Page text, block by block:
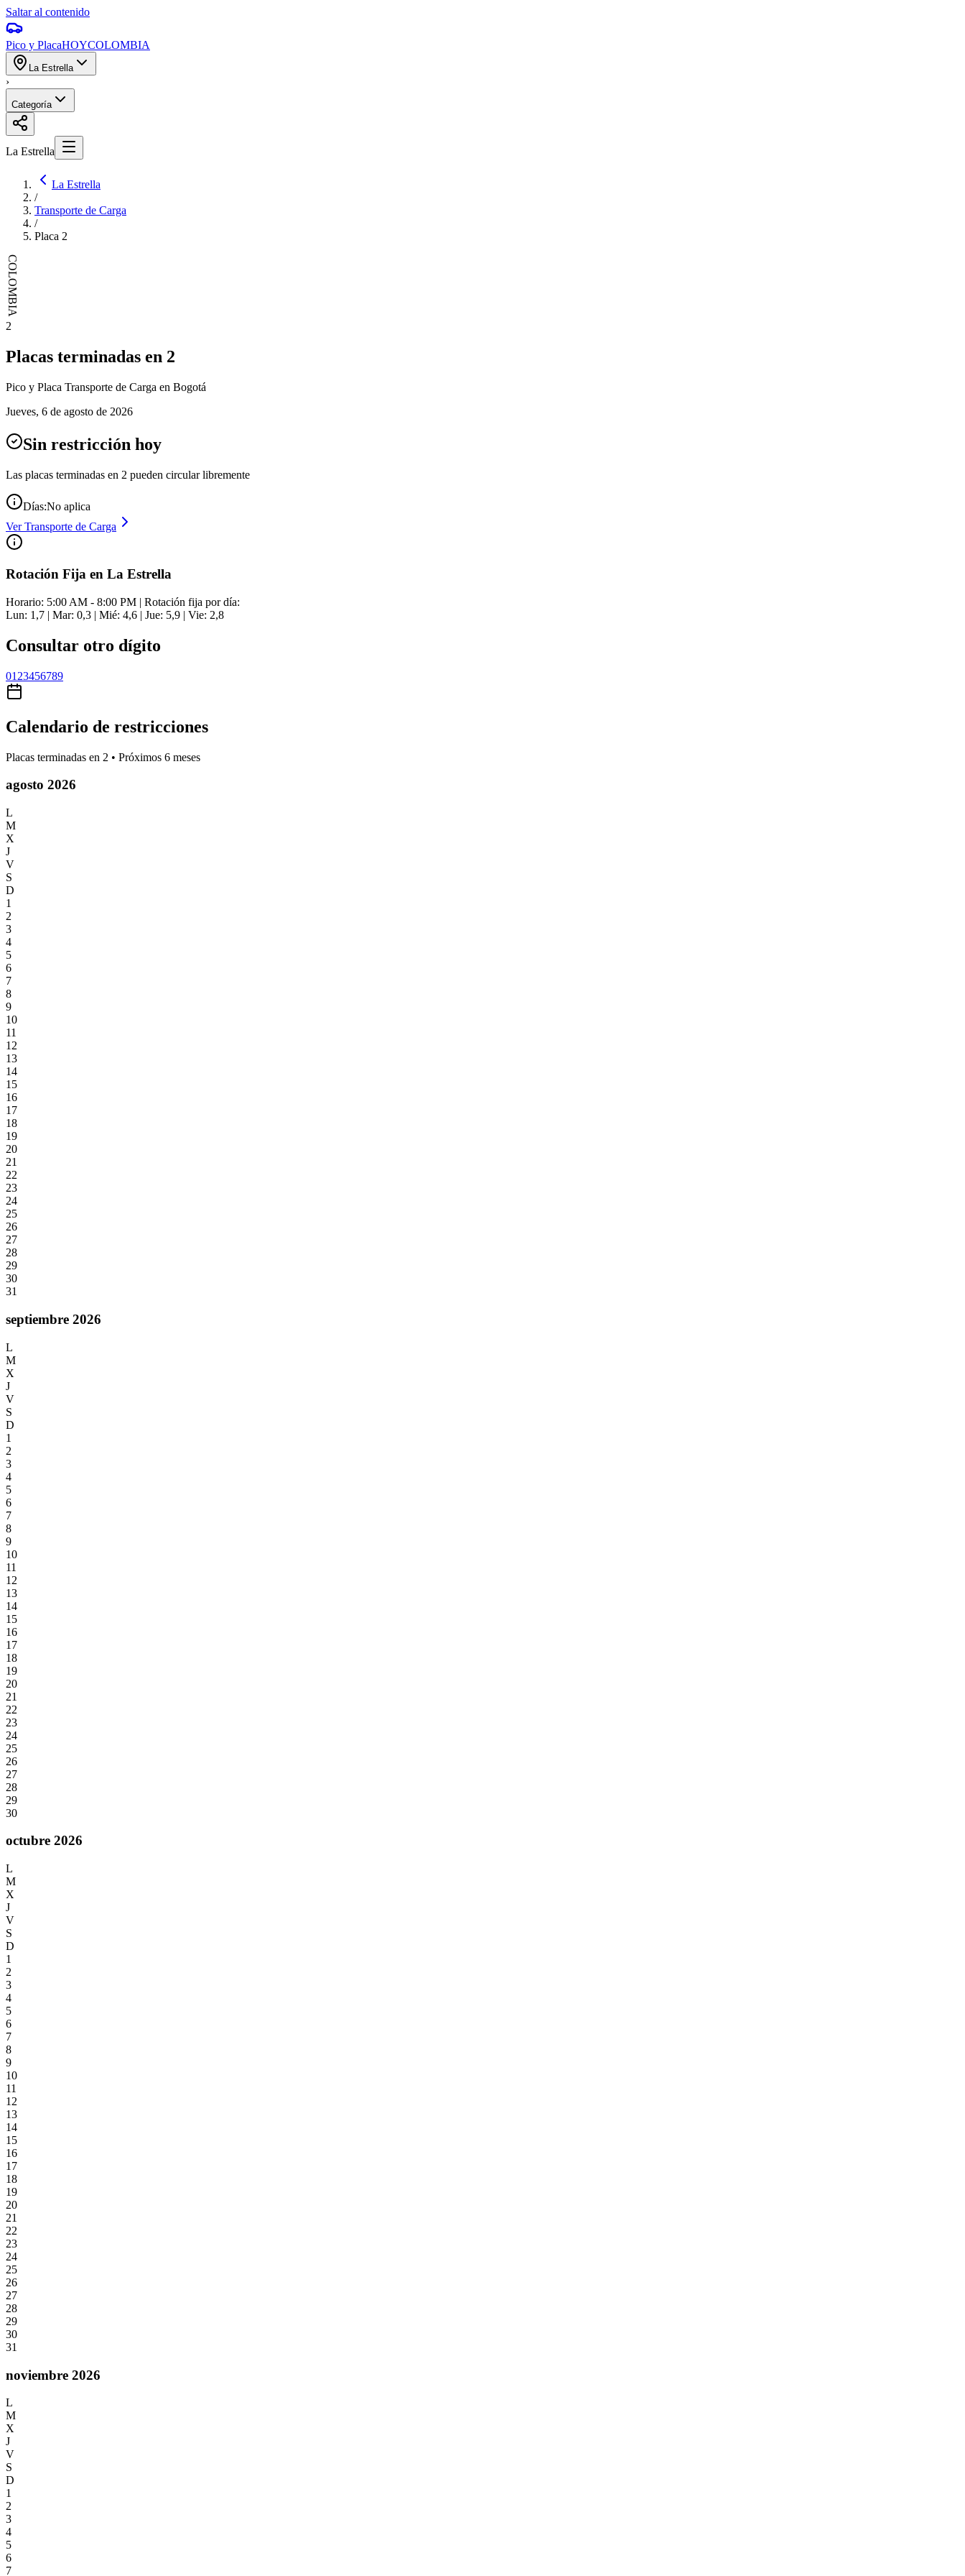
Saltar al contenido
Pico y PlacaHOYCOLOMBIA
La Estrella
›
Categoría
La Estrella
La Estrella
/
Transporte de Carga
/
Placa 2
COLOMBIA
2
Placas terminadas en 2
Pico y Placa Transporte de Carga en Bogotá
Jueves, 6 de agosto de 2026
Sin restricción hoy
Las placas terminadas en 2 pueden circular libremente
Días:No aplica
VerTransporte de Carga
Rotación Fija en La Estrella
Horario: 5:00 AM - 8:00 PM | Rotación fija por día:
Lun: 1,7 | Mar: 0,3 | Mié: 4,6 | Jue: 5,9 | Vie: 2,8
Consultar otro dígito
01 23456789
Calendario de restricciones
Placas terminadas en 2 • Próximos 6 meses
agosto 2026
L
M
X
J
V
S
D
1
2
3
4
5
6
7
8
9
10
11
12
13
14
15
16
17
18
19
20
21
22
23
24
25
26
27
28
29
30
31
septiembre 2026
L
M
X
J
V
S
D
1
2
3
4
5
6
7
8
9
10
11
12
13
14
15
16
17
18
19
20
21
22
23
24
25
26
27
28
29
30
octubre 2026
L
M
X
J
V
S
D
1
2
3
4
5
6
7
8
9
10
11
12
13
14
15
16
17
18
19
20
21
22
23
24
25
26
27
28
29
30
31
noviembre 2026
L
M
X
J
V
S
D
1
2
3
4
5
6
7